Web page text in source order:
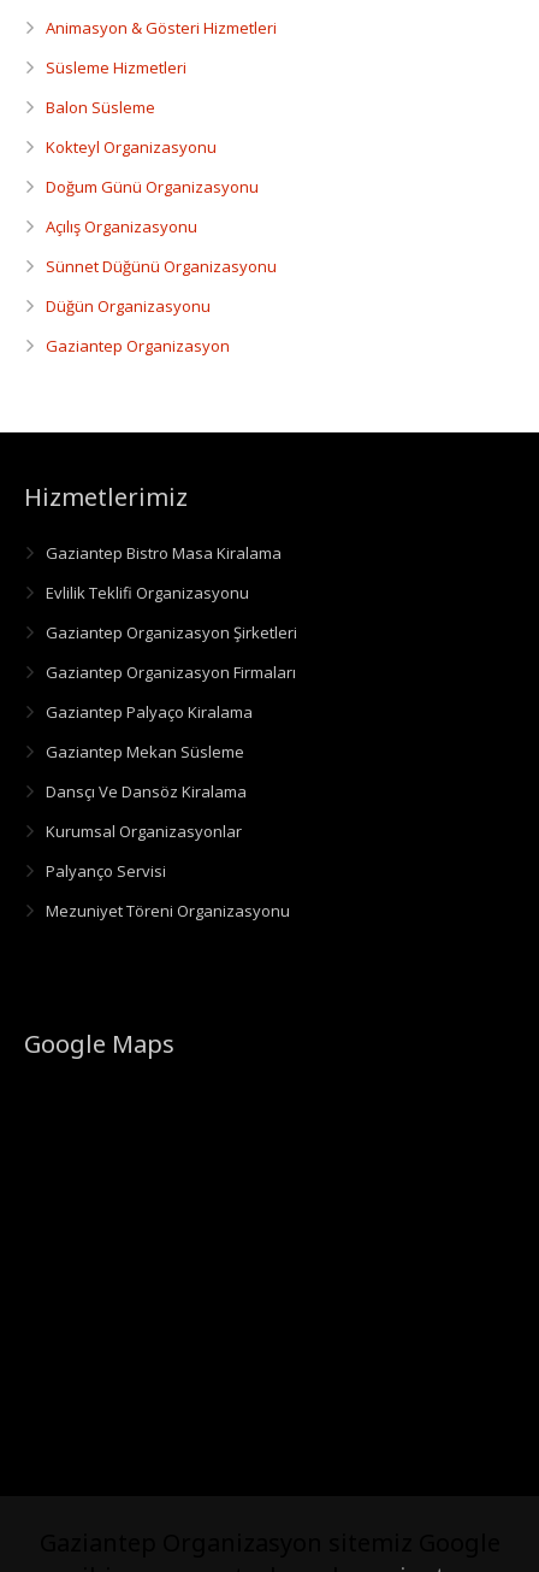
Animasyon & Gösteri Hizmetleri
Süsleme Hizmetleri
Balon Süsleme
Kokteyl Organizasyonu
Doğum Günü Organizasyonu
Açılış Organizasyonu
Sünnet Düğünü Organizasyonu
Düğün Organizasyonu
Gaziantep Organizasyon
Hizmetlerimiz
Gaziantep Bistro Masa Kiralama
Evlilik Teklifi Organizasyonu
Gaziantep Organizasyon Şirketleri
Gaziantep Organizasyon Firmaları
Gaziantep Palyaço Kiralama
Gaziantep Mekan Süsleme
Dansçı Ve Dansöz Kiralama
Kurumsal Organizasyonlar
Palyanço Servisi
Mezuniyet Töreni Organizasyonu
Google Maps